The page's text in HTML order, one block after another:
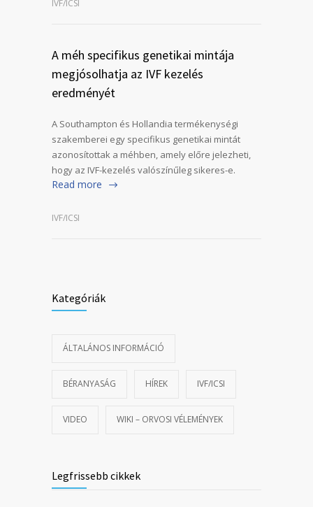
IVF/ICSI
A méh specifikus genetikai mintája
megjósolhatja az IVF kezelés
eredményét
A Southampton és Hollandia termékenységi
szakemberei egy specifikus genetikai mintát
azonosítottak a méhben, amely előre jelezheti,
hogy az IVF-kezelés valószínűleg sikeres-e.
Read more
IVF/ICSI
Kategóriák
ÁLTALÁNOS INFORMÁCIÓ
BÉRANYASÁG HÍREK IVF/ICSI
VIDEO WIKI – ORVOSI VÉLEMÉNYEK
Legfrissebb cikkek